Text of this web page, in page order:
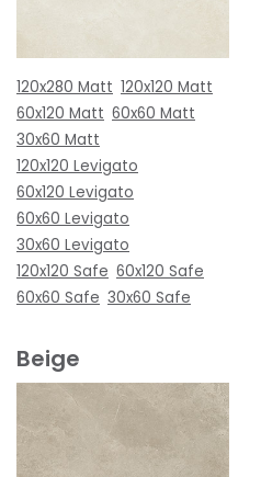
120x280 Matt 120x120 Matt
60x120 Matt 60x60 Matt
30x60 Matt
120x120 Levigato
60x120 Levigato
60x60 Levigato
30x60 Levigato
120x120 Safe 60x120 Safe
60x60 Safe 30x60 Safe
Beige